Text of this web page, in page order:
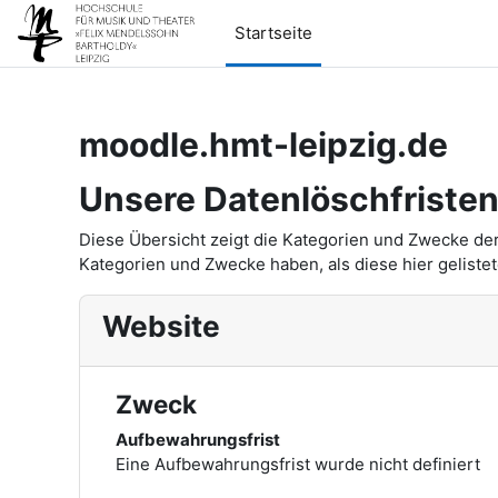
Zum Hauptinhalt
Startseite
moodle.hmt-leipzig.de
Unsere Datenlöschfristen
Diese Übersicht zeigt die Kategorien und Zwecke
Kategorien und Zwecke haben, als diese hier
Website
Zweck
Aufbewahrungsfrist
Eine Aufbewahrungsfrist wurde nicht definiert